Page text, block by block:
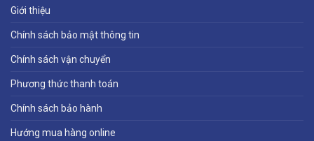
Giới thiệu
Chính sách bảo mật thông tin
Chính sách vận chuyển
Phương thức thanh toán
Chính sách bảo hành
Hướng mua hàng online